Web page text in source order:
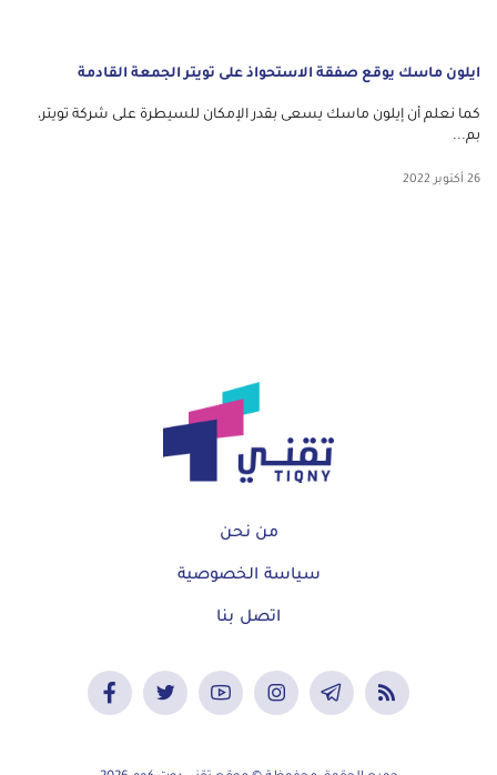
ايلون ماسك يوقع صفقة الاستحواذ على تويتر الجمعة القادمة
كما نعلم أن إيلون ماسك يسعى بقدر الإمكان للسيطرة على شركة تويتر،
بم...
26 أكتوبر 2022
من نحن
سياسة الخصوصية
اتصل بنا